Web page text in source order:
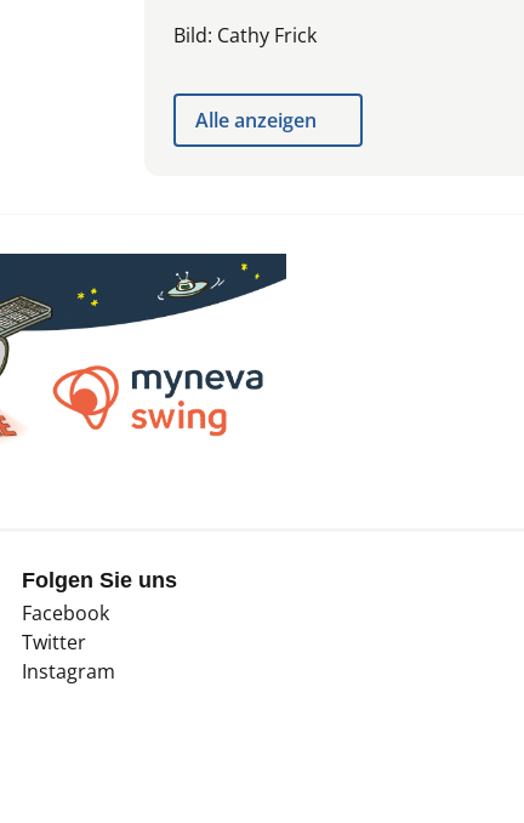
Bild: Cathy Frick
Alle anzeigen
Folgen Sie uns
Facebook
Twitter
Instagram